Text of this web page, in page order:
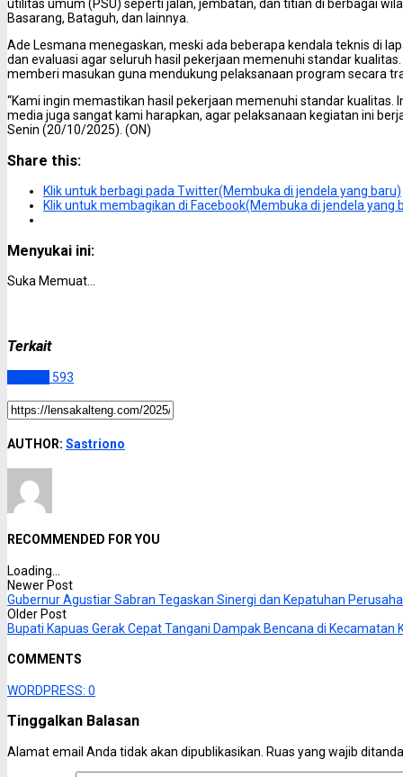
utilitas umum (PSU) seperti jalan, jembatan, dan titian di berbagai
Basarang, Bataguh, dan lainnya.
Ade Lesmana menegaskan, meski ada beberapa kendala teknis di
dan evaluasi agar seluruh hasil pekerjaan memenuhi standar
memberi masukan guna mendukung pelaksanaan program secara
“Kami ingin memastikan hasil pekerjaan memenuhi standar
media juga sangat kami harapkan, agar pelaksanaan kegiatan ini
Senin (20/10/2025). (ON)
Share this:
Klik untuk berbagi pada Twitter(Membuka di jendela yang baru)
Klik untuk membagikan di Facebook(Membuka di jendela yang
Menyukai ini:
Suka Memuat...
Terkait
593
AUTHOR: Sastriono
RECOMMENDED FOR YOU
Loading...
Newer Post
Gubernur Agustiar Sabran Tegaskan Sinergi dan Kepatuhan
Older Post
Bupati Kapuas Gerak Cepat Tangani Dampak Bencana di Kecamatan
COMMENTS
WORDPRESS: 0
Tinggalkan Balasan
Alamat email Anda tidak akan dipublikasikan. Ruas yang wajib